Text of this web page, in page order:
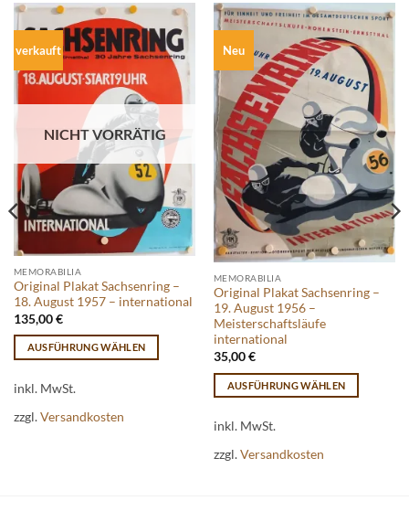
verkauft
NICHT VORRÄTIG
MEMORABILIA
Original Plakat Sachsenring –
18. August 1957 – international
135,00€
AUSFÜHRUNG WÄHLEN
Produkt
mehrere
inkl. MwSt.
zzgl.Versandkosten
Neu
MEMORABILIA
Original Plakat Sachsenring –
19. August 1956 –
Meisterschaftsläufe
international
35,00€
AUSFÜHRUNG WÄHLEN
Produkt
mehrere
inkl. MwSt.
zzgl.Versandkosten